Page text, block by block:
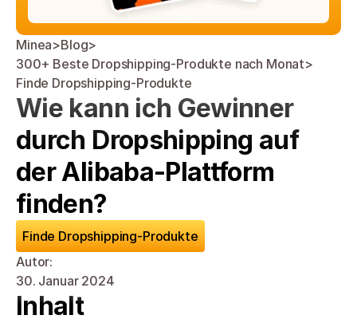
Minea>Blog>
300+ Beste Dropshipping-Produkte nach Monat>
Finde Dropshipping-Produkte
Wie kann ich Gewinner
durch Dropshipping auf
der Alibaba-Plattform
finden?
Finde Dropshipping-Produkte
Autor:
30. Januar 2024
Inhalt